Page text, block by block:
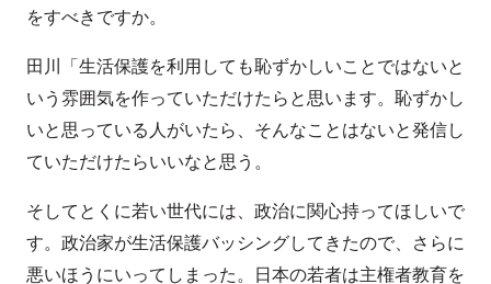
をすべきですか。
田川「生活保護を利用しても恥ずかしいことではないと
いう雰囲気を作っていただけたらと思います。恥ずかし
いと思っている人がいたら、そんなことはないと発信し
ていただけたらいいなと思う。
そしてとくに若い世代には、政治に関心持ってほしいで
す。政治家が生活保護バッシングしてきたので、さらに
悪いほうにいってしまった。日本の若者は主権者教育を